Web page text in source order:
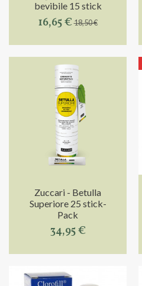
bevibile 15 stick
16,65 €18,50 €
Zuccari - Betulla
Superiore 25 stick-
Pack
34,95 €